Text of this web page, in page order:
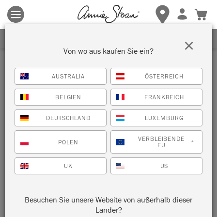
Es gelten die allgemeinen Geschäftsbedingungen.
hierfür weitere Informationen.
Von wo aus kaufen Sie ein?
AUSTRALIA ÖSTERREICH
BELGIEN FRANKREICH
DEUTSCHLAND LUXEMBURG
POLEN VERBLEIBENDE
EU *
UK US
Besuchen Sie unsere Website von außerhalb dieser
Länder?
×